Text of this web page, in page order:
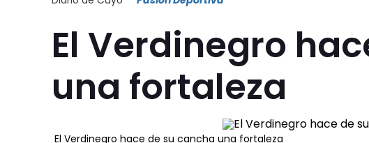
El Verdinegro
una fortaleza
El Verdinegro hace de su cancha una fortaleza